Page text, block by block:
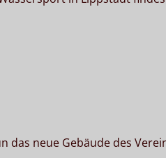
das neue Gebäude des